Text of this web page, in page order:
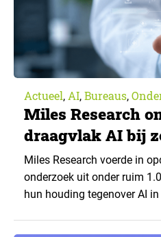
Actueel, AI, Bureaus,
Miles Research
draagvlak AI bij
CZ
Miles Research voerde in
onderzoek uit onder ruim
hun houding tegenover AI